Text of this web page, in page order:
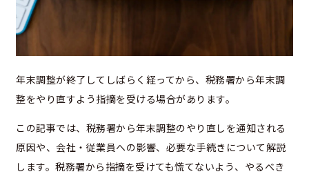
年末調整が終了してしばらく経ってから、税務署から年末調
整をやり直すよう指摘を受ける場合があります。
この記事では、税務署から年末調整のやり直しを通知される
原因や、会社・従業員への影響、必要な手続きについて解説
します。税務署から指摘を受けても慌てないよう、やるべき